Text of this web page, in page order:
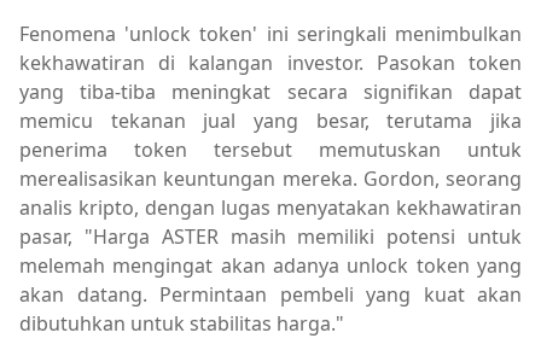
Fenomena 'unlock token' ini seringkali menimbulkan
kekhawatiran di kalangan investor. Pasokan token
yang tiba-tiba meningkat secara signifikan dapat
memicu tekanan jual yang besar, terutama jika
penerima token tersebut memutuskan untuk
merealisasikan keuntungan mereka. Gordon, seorang
analis kripto, dengan lugas menyatakan kekhawatiran
pasar, "Harga ASTER masih memiliki potensi untuk
melemah mengingat akan adanya unlock token yang
akan datang. Permintaan pembeli yang kuat akan
dibutuhkan untuk stabilitas harga."